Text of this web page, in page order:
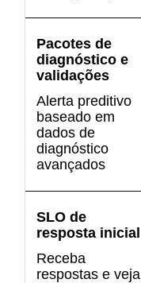
Pacotes de
diagnóstico e
validações
Alerta preditivo
baseado em
dados de
diagnóstico
avançados
SLO de
resposta inicial
Receba
respostas e veja